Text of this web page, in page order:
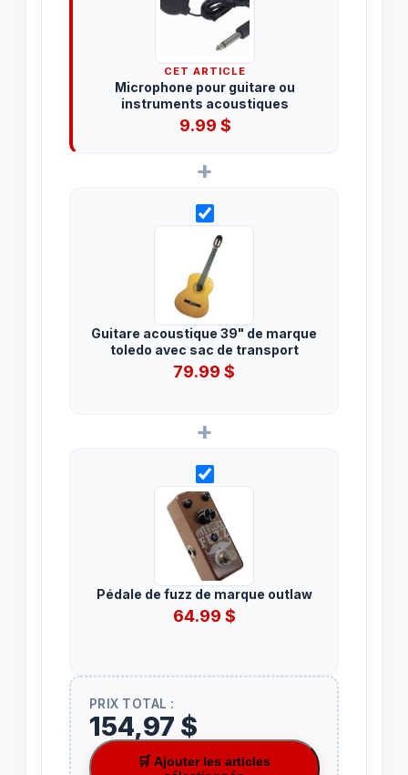
CET ARTICLE
Microphone pour guitare ou
instruments acoustiques
9.99 $
+
Guitare acoustique 39" de marque
toledo avec sac de transport
79.99 $
+
Pédale de fuzz de marque outlaw
64.99 $
PRIX TOTAL :
154,97 $
🛒 Ajouter les articles